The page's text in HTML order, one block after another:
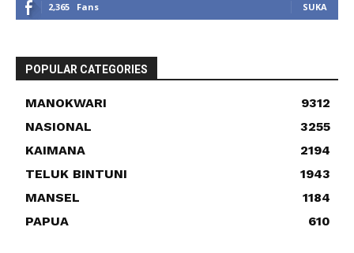
2,365 Fans SUKA
POPULAR CATEGORIES
MANOKWARI
9312
NASIONAL
3255
KAIMANA
2194
TELUK BINTUNI
1943
MANSEL
1184
PAPUA
610